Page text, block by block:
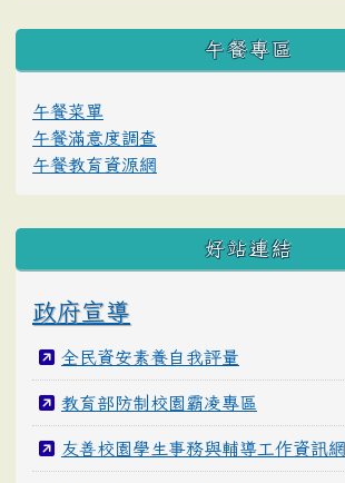
午餐專區
午餐菜單
午餐滿意度調查
午餐教育資源網
好站連結
政府宣導
全民資安素養自我評量
教育部防制校園霸凌專區
友善校園學生事務與輔導工作資訊網